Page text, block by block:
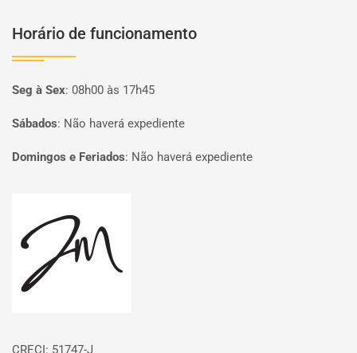
Horário de funcionamento
Seg à Sex: 08h00 às 17h45
Sábados: Não haverá expediente
Domingos e Feriados: Não haverá expediente
CRECI: 51747-J